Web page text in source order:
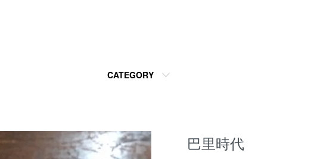
CATEGORY
巴里時代